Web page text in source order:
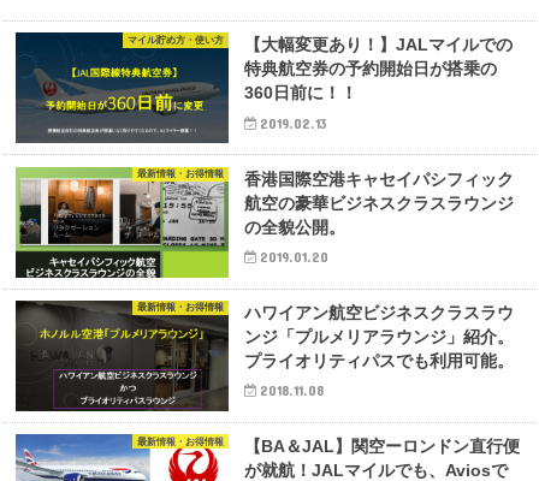
マイル貯め方・使い方
【大幅変更あり！】JALマイルでの
特典航空券の予約開始日が搭乗の
360日前に！！
2019.02.13
最新情報・お得情報
香港国際空港キャセイパシフィック
航空の豪華ビジネスクラスラウンジ
の全貌公開。
2019.01.20
最新情報・お得情報
ハワイアン航空ビジネスクラスラウ
ンジ「プルメリアラウンジ」紹介。
プライオリティパスでも利用可能。
2018.11.08
最新情報・お得情報
【BA＆JAL】関空ーロンドン直行便
が就航！JALマイルでも、Aviosで